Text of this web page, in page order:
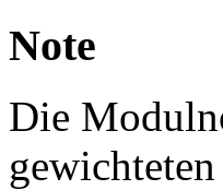
Note
Die